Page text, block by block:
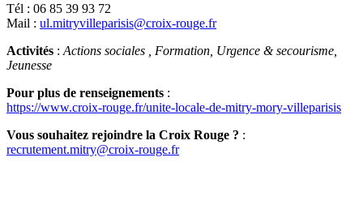
Tél : 06 85 39 93 72
Mail : ul.mitryvilleparisis@croix-rouge.fr
Activités : Actions sociales , Formation, Urgence & secourisme,
Jeunesse
Pour plus de renseignements :
https://www.croix-rouge.fr/unite-locale-de-mitry-mory-villeparisis
Vous souhaitez rejoindre la Croix Rouge ? :
recrutement.mitry@croix-rouge.fr